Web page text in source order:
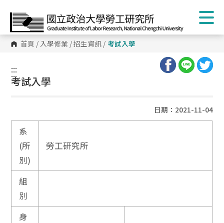
首頁 /入學修業 /招生資訊 / 考試入學
:::
:::
考試入學
日期：2021-11-04
系
(所
別)
勞工研究所
組
別
身